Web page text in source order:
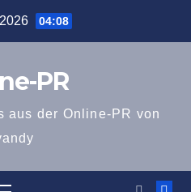
04:08
PR
aus der Online-PR von